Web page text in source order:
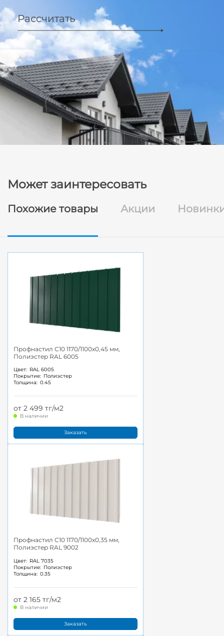
Рассчитать
Может заинтересовать
Похожие товары Акции
Профнастил С10 1170/1100x0,45 мм,
Полиэстер RAL 6005
Цвет: RAL 6005
Покрытие: Полиэстер
Толщина: 0.45
от 2 499 тг/м2
В наличии
Заказать
Профнастил С10 1170/1100x0,35 мм,
Полиэстер RAL 9002
Цвет: RAL 7035
Покрытие: Полиэстер
Толщина: 0.35
от 2 165 тг/м2
В наличии
Заказать